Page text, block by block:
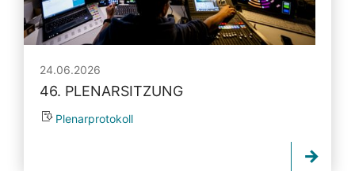
24.06.2026
46. PLENARSITZUNG
Plenarprotokoll